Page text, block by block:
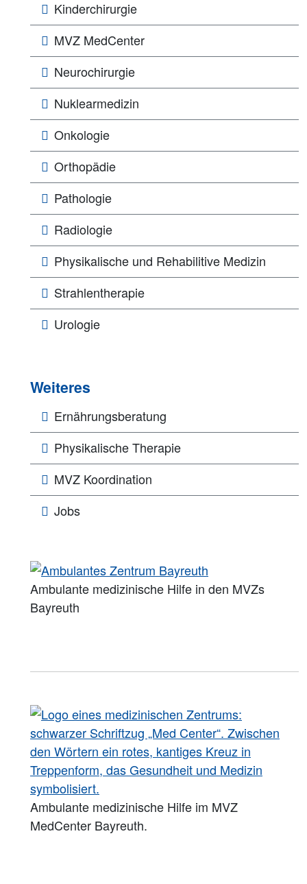
Kinderchirurgie
MVZ MedCenter
Neurochirurgie
Nuklearmedizin
Onkologie
Orthopädie
Pathologie
Radiologie
Physikalische und Rehabilitive Medizin
Strahlentherapie
Urologie
Weiteres
Ernährungsberatung
Physikalische Therapie
MVZ Koordination
Jobs
Ambulante medizinische Hilfe in den MVZs
Bayreuth
Ambulante medizinische Hilfe im MVZ
MedCenter Bayreuth.